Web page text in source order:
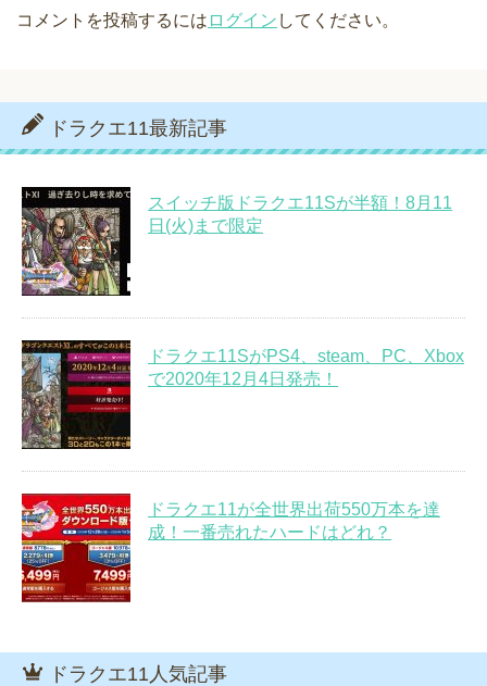
コメントを投稿するには ログイン してください。
ドラクエ11最新記事
スイッチ版ドラクエ11Sが半額！8月11
日(火)まで限定
ドラクエ11SがPS4、steam、PC、Xbox
で2020年12月4日発売！
ドラクエ11が全世界出荷550万本を達
成！一番売れたハードはどれ？
ドラクエ11人気記事